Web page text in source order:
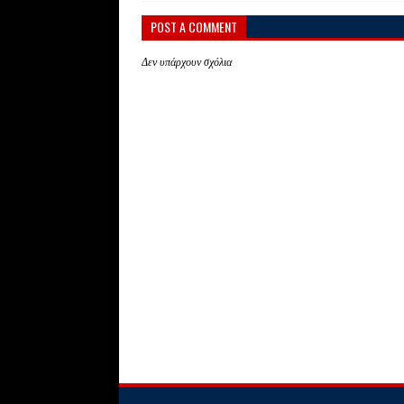
POST A COMMENT
Δεν υπάρχουν σχόλια